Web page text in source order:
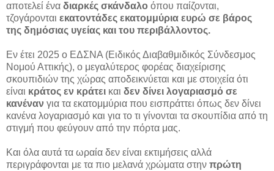
αποτελεί ένα διαρκές σκάνδαλο όπου παίζονται,
τζογάρονται εκατοντάδες εκατομμύρια ευρώ σε βάρος
της δημόσιας υγείας και του περιβάλλοντος.
Εν έτει 2025 ο ΕΔΣΝΑ (Ειδικός Διαβαθμιδικός Σύνδεσμος
Νομού Αττικής), ο μεγαλύτερος φορέας διαχείρισης
σκουπιδιών της χώρας αποδεικνύεται και με στοιχεία ότι
είναι κράτος εν κράτει και δεν δίνει λογαριασμό σε
κανέναν για τα εκατομμύρια που εισπράττει όπως δεν δίνει
κανένα λογαριασμό και για το τι γίνονται τα σκουπίδια από τη
στιγμή που φεύγουν από την πόρτα μας.
Και όλα αυτά τα ωραία δεν είναι εκτιμήσεις αλλά
περιγράφονται με τα πιο μελανά χρώματα στην πρώτη